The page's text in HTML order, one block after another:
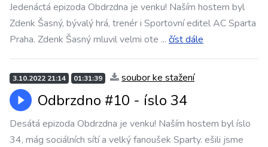
Jedenáctá epizoda Obdrzdna je venku! Naším hostem byl
Zdenk Šasný, bývalý hrá, trenér i Sportovní editel AC Sparta
Praha. Zdenk Šasný mluvil velmi ote ... číst dále
3.10.2022 21:14 01:31:39 soubor ke stažení
Odbrzdno #10 - íslo 34
Desátá epizoda Obdrzdna je venku! Naším hostem byl íslo
34, mág sociálních sítí a velký fanoušek Sparty. ešili jsme